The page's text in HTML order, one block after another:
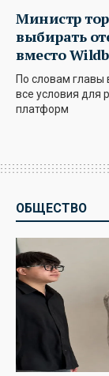
Министр
выбирать
вместо
По словам главы
все условия для
платформ
ОБЩЕСТВО